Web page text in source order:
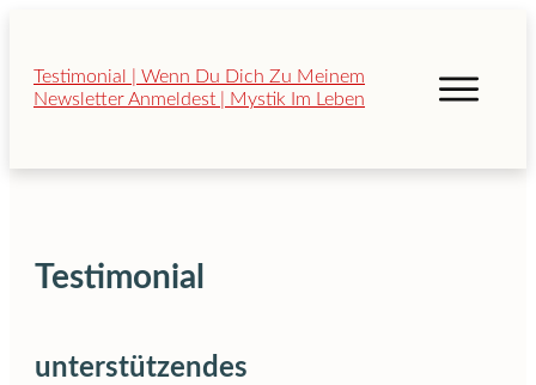
Testimonial
unterstützendes